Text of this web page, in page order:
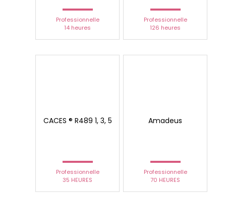
Professionnelle
14 heures
Professionnelle
126 heures
CACES ® R489 1, 3, 5
Professionnelle
35 HEURES
Amadeus
Professionnelle
70 HEURES